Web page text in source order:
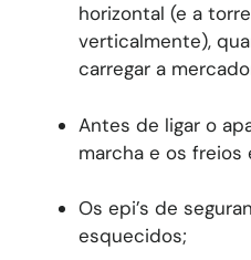
horizontal (e a
verticalmente),
carregar a
Antes de ligar o
marcha e os freios
Os epi’s de
esquecidos;